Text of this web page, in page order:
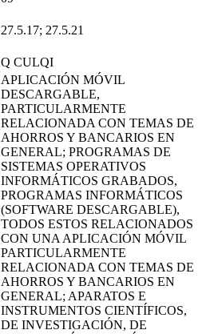
27.5.17; 27.5.21
Q CULQI
APLICACIÓN MÓVIL
DESCARGABLE,
PARTICULARMENTE
RELACIONADA CON TEMAS DE
AHORROS Y BANCARIOS EN
GENERAL; PROGRAMAS DE
SISTEMAS OPERATIVOS
INFORMÁTICOS GRABADOS,
PROGRAMAS INFORMÁTICOS
(SOFTWARE DESCARGABLE),
TODOS ESTOS RELACIONADOS
CON UNA APLICACIÓN MÓVIL
PARTICULARMENTE
RELACIONADA CON TEMAS DE
AHORROS Y BANCARIOS EN
GENERAL; APARATOS E
INSTRUMENTOS CIENTÍFICOS,
DE INVESTIGACIÓN, DE